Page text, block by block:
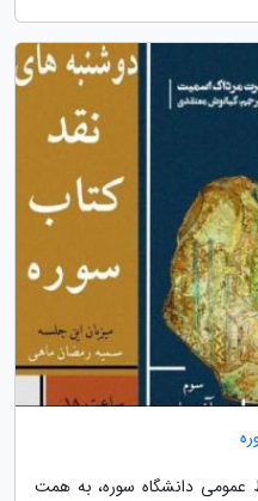
عمومی دانشگاه سوره، به همت